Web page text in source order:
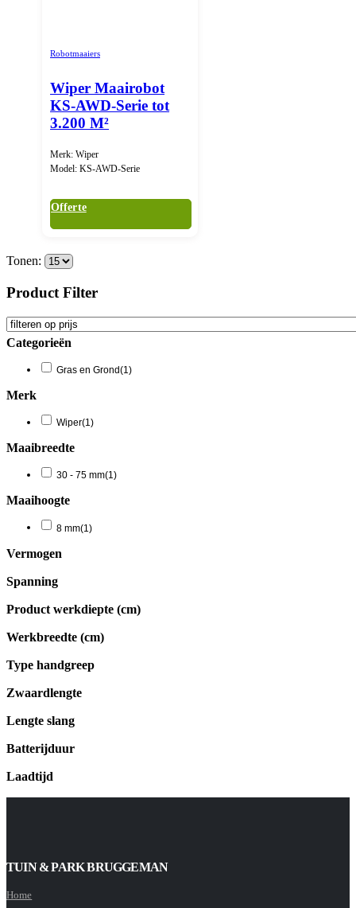
Robotmaaiers
Wiper Maairobot
KS-AWD-Serie tot
3.200 M²
Merk: Wiper
Model: KS-AWD-Serie
Offerte
Tonen:
Product Filter
Categorieën
Gras en Grond(1)
Merk
Wiper(1)
Maaibreedte
30 - 75 mm(1)
Maaihoogte
8 mm(1)
Vermogen
Spanning
Product werkdiepte (cm)
Werkbreedte (cm)
Type handgreep
Zwaardlengte
Lengte slang
Batterijduur
Laadtijd
TUIN & PARK BRUGGEMAN
Home